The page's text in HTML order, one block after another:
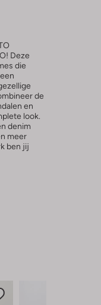
Deze
die
de
en
look.
denim
meer
ben jij